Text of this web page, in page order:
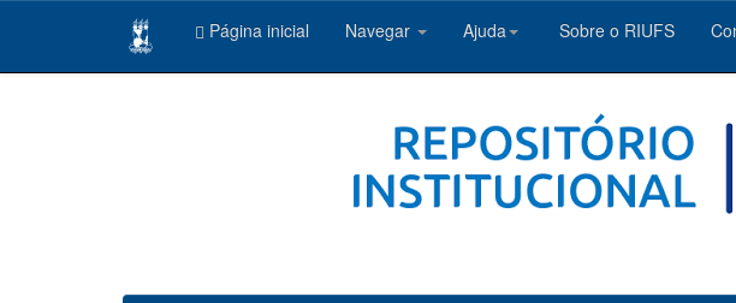
Página inicial Navegar Ajuda Sobre o RIUFS